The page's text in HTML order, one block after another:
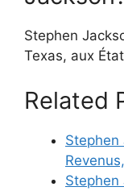
Stephen
Texas, aux
Related
Stephen
Stephen